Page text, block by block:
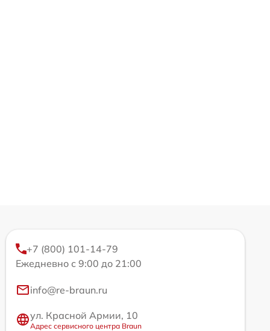
+7 (800) 101-14-79
Ежедневно с 9:00 до 21:00
info@re-braun.ru
ул. Красной Армии, 10
Адрес сервисного центра Braun